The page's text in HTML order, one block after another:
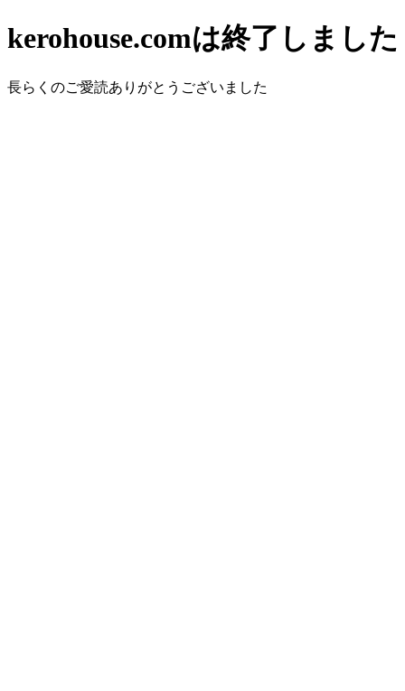
kerohouse.comは終了しました
長らくのご愛読ありがとうございました